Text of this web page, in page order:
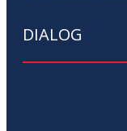
DIALOG